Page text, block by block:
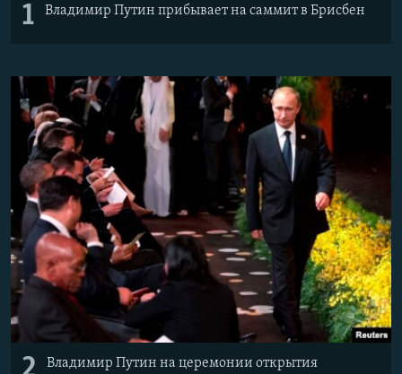
1 Владимир Путин прибывает на саммит в Брисбен
Владимир Путин на церемонии открытия